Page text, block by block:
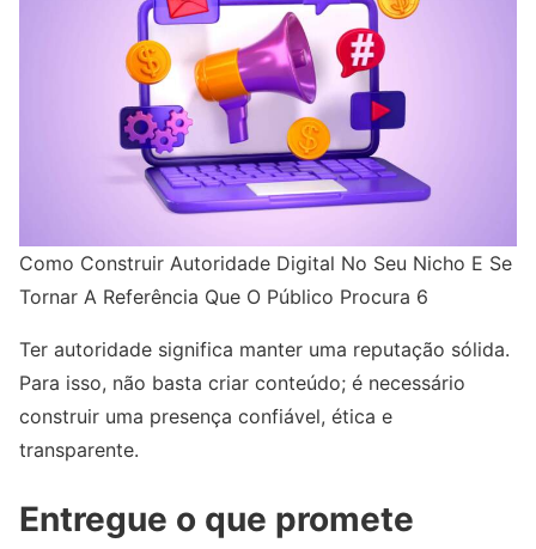
Como Construir Autoridade Digital No Seu Nicho E Se
Tornar A Referência Que O Público Procura 6
Ter autoridade significa manter uma reputação sólida.
Para isso, não basta criar conteúdo; é necessário
construir uma presença confiável, ética e
transparente.
Entregue o que promete